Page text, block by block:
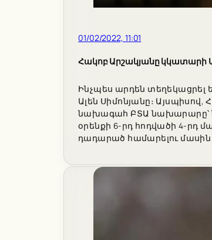
01/02/2022, 11:01
Հակոբ Արշակյանը կկատարի
Ինչպես արդեն տեղեկացրել
Ալեն Սիմոնյանը։
նախագահ ԲՏԱ նախարարը՝
օրենքի 6-րդ հոդվածի 4-րդ
դադարած համարելու